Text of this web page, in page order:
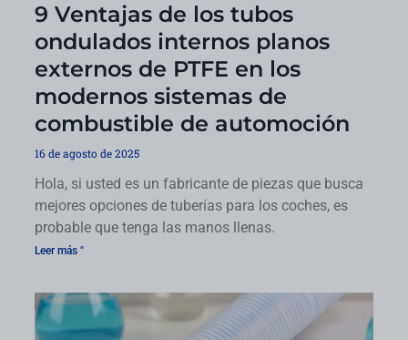
9 Ventajas de los tubos
ondulados internos planos
externos de PTFE en los
modernos sistemas de
combustible de automoción
16 de agosto de 2025
Hola, si usted es un fabricante de piezas que busca
mejores opciones de tuberías para los coches, es
probable que tenga las manos llenas.
Leer más "